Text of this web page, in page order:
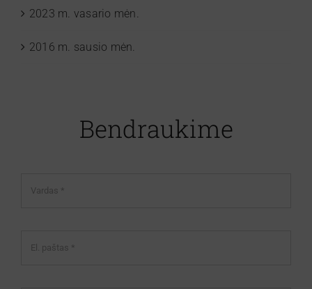
2023 m. vasario mėn.
2016 m. sausio mėn.
Bendraukime